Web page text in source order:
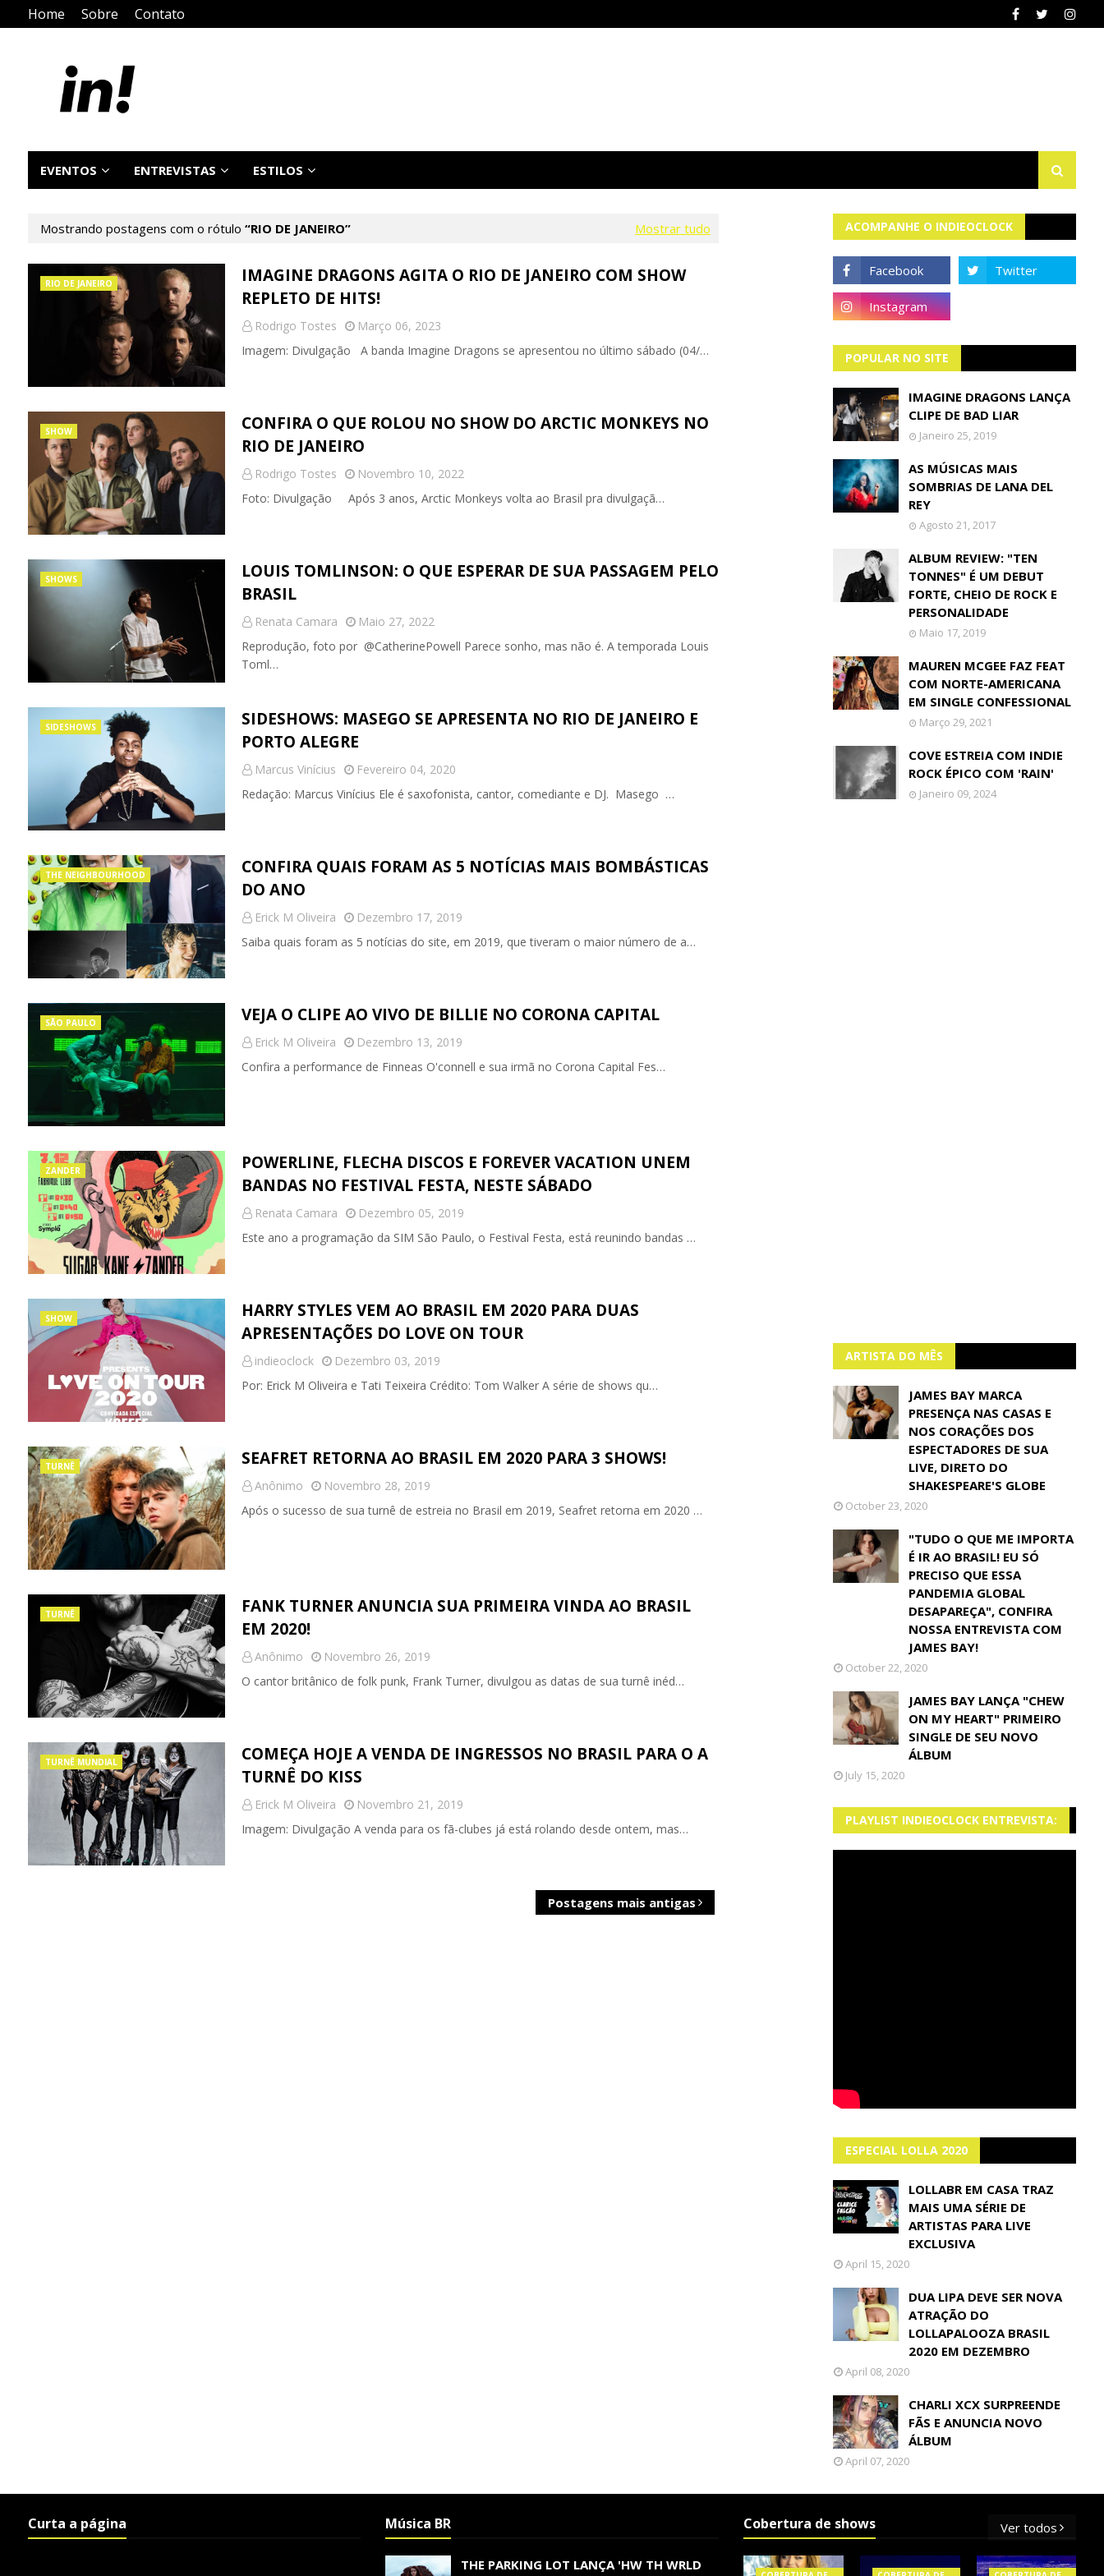
Home Sobre Contato
EVENTOS ENTREVISTAS ESTILOS
Mostrando postagens com o rótulo RIO DE JANEIRO Mostrar tudo
RIO DE JANEIRO
IMAGINE DRAGONS AGITA O RIO DE JANEIRO COM SHOW
REPLETO DE HITS!
Rodrigo Tostes
Março 06, 2023
Imagem: Divulgação A banda Imagine Dragons se apresentou no último sábado (04/…
SHOW
CONFIRA O QUE ROLOU NO SHOW DO ARCTIC MONKEYS NO
RIO DE JANEIRO
Rodrigo Tostes
Novembro 10, 2022
Foto: Divulgação Após 3 anos, Arctic Monkeys volta ao Brasil pra divulgaçã…
SHOWS
LOUIS TOMLINSON: O QUE ESPERAR DE SUA PASSAGEM PELO
BRASIL
Renata Camara
Maio 27, 2022
Reprodução, foto por @CatherinePowell Parece sonho, mas não é. A temporada Louis
Toml…
SIDESHOWS
SIDESHOWS: MASEGO SE APRESENTA NO RIO DE JANEIRO E
PORTO ALEGRE
Marcus Vinícius
Fevereiro 04, 2020
Redação: Marcus Vinícius Ele é saxofonista, cantor, comediante e DJ. Masego …
THE NEIGHBOURHOOD
CONFIRA QUAIS FORAM AS 5 NOTÍCIAS MAIS BOMBÁSTICAS
DO ANO
Erick M Oliveira
Dezembro 17, 2019
Saiba quais foram as 5 notícias do site, em 2019, que tiveram o maior número de a…
SÃO PAULO VEJA O CLIPE AO VIVO DE BILLIE NO CORONA CAPITAL
Erick M Oliveira
Dezembro 13, 2019
Confira a performance de Finneas O'connell e sua irmã no Corona Capital Fes…
ZANDER
POWERLINE, FLECHA DISCOS E FOREVER VACATION UNEM
BANDAS NO FESTIVAL FESTA, NESTE SÁBADO
Renata Camara
Dezembro 05, 2019
Este ano a programação da SIM São Paulo, o Festival Festa, está reunindo bandas …
SHOW
HARRY STYLES VEM AO BRASIL EM 2020 PARA DUAS
APRESENTAÇÕES DO LOVE ON TOUR
indieoclock
Dezembro 03, 2019
Por: Erick M Oliveira e Tati Teixeira Crédito: Tom Walker A série de shows qu…
TURNÊ SEAFRET RETORNA AO BRASIL EM 2020 PARA 3 SHOWS!
Anônimo
Novembro 28, 2019
Após o sucesso de sua turnê de estreia no Brasil em 2019, Seafret retorna em 2020 …
TURNÊ
FANK TURNER ANUNCIA SUA PRIMEIRA VINDA AO BRASIL
EM 2020!
Anônimo
Novembro 26, 2019
O cantor britânico de folk punk, Frank Turner, divulgou as datas de sua turnê inéd…
TURNÊ MUNDIAL
COMEÇA HOJE A VENDA DE INGRESSOS NO BRASIL PARA O A
TURNÊ DO KISS
Erick M Oliveira
Novembro 21, 2019
Imagem: Divulgação A venda para os fã-clubes já está rolando desde ontem, mas…
Postagens mais antigas
ACOMPANHE O INDIEOCLOCK
POPULAR NO SITE
IMAGINE DRAGONS LANÇA
CLIPE DE BAD LIAR
Janeiro 25, 2019
AS MÚSICAS MAIS
SOMBRIAS DE LANA DEL
REY
Agosto 21, 2017
ALBUM REVIEW: "TEN
TONNES" É UM DEBUT
FORTE, CHEIO DE ROCK E
PERSONALIDADE
Maio 17, 2019
MAUREN MCGEE FAZ FEAT
COM NORTE-AMERICANA
EM SINGLE CONFESSIONAL
Março 29, 2021
COVE ESTREIA COM INDIE
ROCK ÉPICO COM 'RAIN'
Janeiro 09, 2024
ARTISTA DO MÊS
JAMES BAY MARCA
PRESENÇA NAS CASAS E
NOS CORAÇÕES DOS
ESPECTADORES DE SUA
LIVE, DIRETO DO
SHAKESPEARE'S GLOBE
October 23, 2020
"TUDO O QUE ME IMPORTA
É IR AO BRASIL! EU SÓ
PRECISO QUE ESSA
PANDEMIA GLOBAL
DESAPAREÇA", CONFIRA
NOSSA ENTREVISTA COM
JAMES BAY!
October 22, 2020
JAMES BAY LANÇA "CHEW
ON MY HEART" PRIMEIRO
SINGLE DE SEU NOVO
ÁLBUM
July 15, 2020
PLAYLIST INDIEOCLOCK ENTREVISTA:
ESPECIAL LOLLA 2020
LOLLABR EM CASA TRAZ
MAIS UMA SÉRIE DE
ARTISTAS PARA LIVE
EXCLUSIVA
April 15, 2020
DUA LIPA DEVE SER NOVA
ATRAÇÃO DO
LOLLAPALOOZA BRASIL
2020 EM DEZEMBRO
April 08, 2020
CHARLI XCX SURPREENDE
FÃS E ANUNCIA NOVO
ÁLBUM
April 07, 2020
Curta a página Música BR
THE PARKING LOT LANÇA 'HW TH WRLD
Cobertura de shows Ver todos